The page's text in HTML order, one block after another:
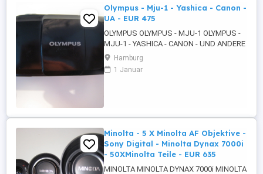
Olympus - Mju-1 - Yashica - Canon -
UA - EUR 475
OLYMPUS OLYMPUS - MJU-1 OLYMPUS -
MJU-1 - YASHICA - CANON - UND ANDERE
- UA 1. OLYMPUS OLYMPUS - MJU-1 -
ULTRA KOMPAKTKAMERA - SCHWARZ -
DISPLAY - AF - AUTOMATIC FOCUSING
SCHULTER POLSTER 2. OLYMPUS ...
Hamburg
1 Januar
Minolta - 5 X Minolta AF Objektive -
Sony Digital - Minolta Dynax 7000i
- 50XMinolta Teile - EUR 635
MINOLTA MINOLTA DYNAX 7000i MINOLTA